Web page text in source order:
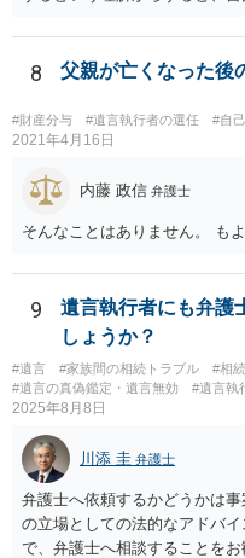
ことは困難です。 くれぐれも
を依頼されるのも悪くはあり
8 父親が亡くなった後
#財産分与 #遺言執行者の選任 #自
2021年4月16日
内藤 政信 弁護士
そんなことはありません。 も
9
遺言執行者にも弁護
しょうか？
#遺言 #家族間の相続トラブル
#相
#遺言の真偽鑑定・遺言無効
#遺言執
2025年8月8日
川添 圭 弁護士
弁護士へ依頼するかどうかは
の立場としての法的なアドバ
で、弁護士へ相談することを